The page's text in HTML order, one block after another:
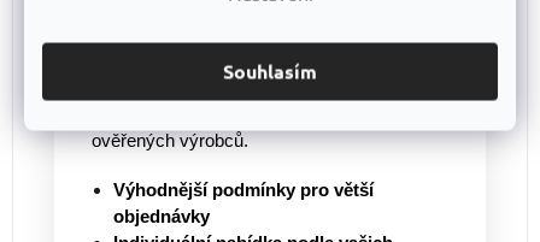
Souhlasím
Pro větší objednávky vám připravíme
s výběrem vhodného řešení. Nabízíme
ověřených výrobců.
Výhodnější podmínky pro větší
objednávky